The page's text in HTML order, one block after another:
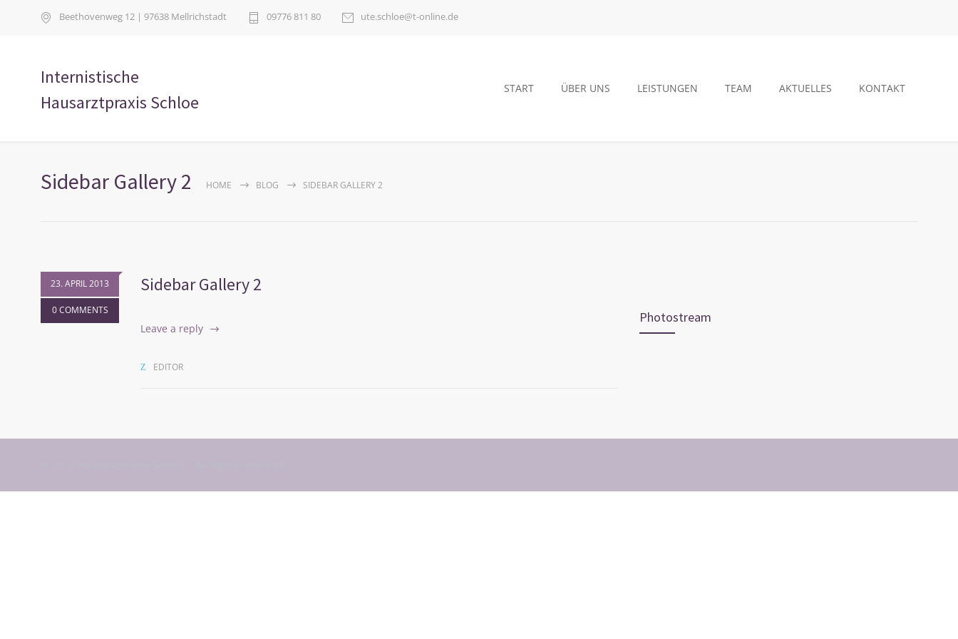
Beethovenweg 12 | 97638 Mellrichstadt 09776 811 80 ute.schloe@t-online.de
Internistische
Hausarztpraxis Schloe
START ÜBER UNS LEISTUNGEN TEAM AKTUELLES KONTAKT
Sidebar Gallery 2 HOME BLOG SIDEBAR GALLERY 2
23. APRIL 2013
0 COMMENTS
Sidebar Gallery 2
Leave a reply
EDITOR
Photostream